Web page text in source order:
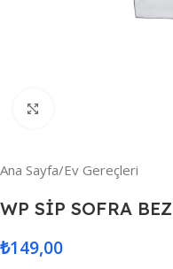
Ana Sayfa/Ev Gereçleri
WP SİP SOFRA
₺149,00